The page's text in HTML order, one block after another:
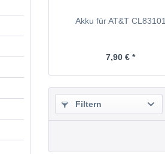
Akku für AT&T CL83101
7,90 € *
Filtern